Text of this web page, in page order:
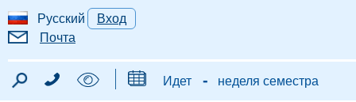
Русский
Вход
Почта
Идет - неделя семестра